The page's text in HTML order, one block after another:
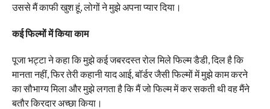
उससे मैं काफी खुश हूं, लोगों ने मुझे अपना प्यार दिया।
कई फिल्मों में किया काम
पूजा भट्टा ने कहा कि मुझे कई जबरदस्त रोल मिले फिल्म डैडी, दिल है कि
मानता नहीं, फिर तेरी कहानी याद आई, बॉर्डर जैसी फिल्मों में मुझे काम करने
का सौभाग्य मिला और मुझे लगता है कि मैं जो फिल्म में कर सकती थी वह मैंने
बतौर किरदार अच्छा किया।